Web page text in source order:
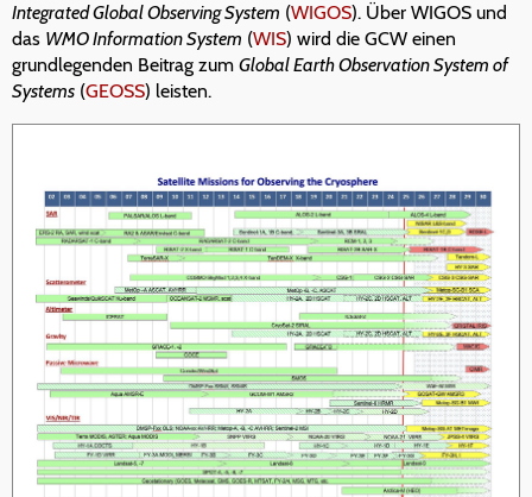
Integrated Global Observing System (WIGOS). Über WIGOS und
das WMO Information System (WIS) wird die GCW einen
grundlegenden Beitrag zum Global Earth Observation System of
Systems (GEOSS) leisten.